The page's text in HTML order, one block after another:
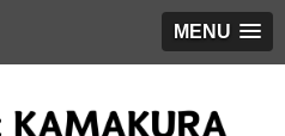
MENU